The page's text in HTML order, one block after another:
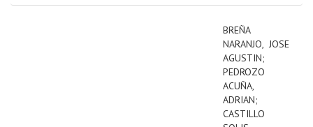
BREÑA
NARANJO, JOSE
AGUSTIN;
PEDROZO
ACUÑA,
ADRIAN;
CASTILLO